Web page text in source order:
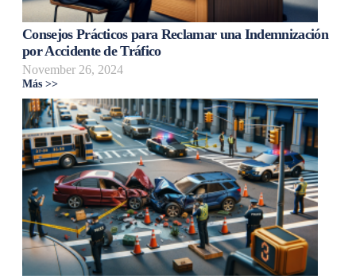
Consejos Prácticos para Reclamar una Indemnización
por Accidente de Tráfico
November 26, 2024
Más >>